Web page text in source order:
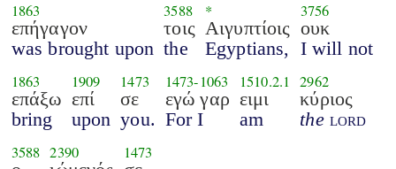
1863
επήγαγον
was brought upon
3588
τοις
the
*
Αιγυπτίοις
Egyptians,
3756
ουκ
I will not
1863
επάξω
bring
1909
επί
upon
1473
σε
you.
1473-1063
εγώ γαρ
For I
1510.2.1
ειμι
am
2962
κύριος
the lord
3588 2390 1473